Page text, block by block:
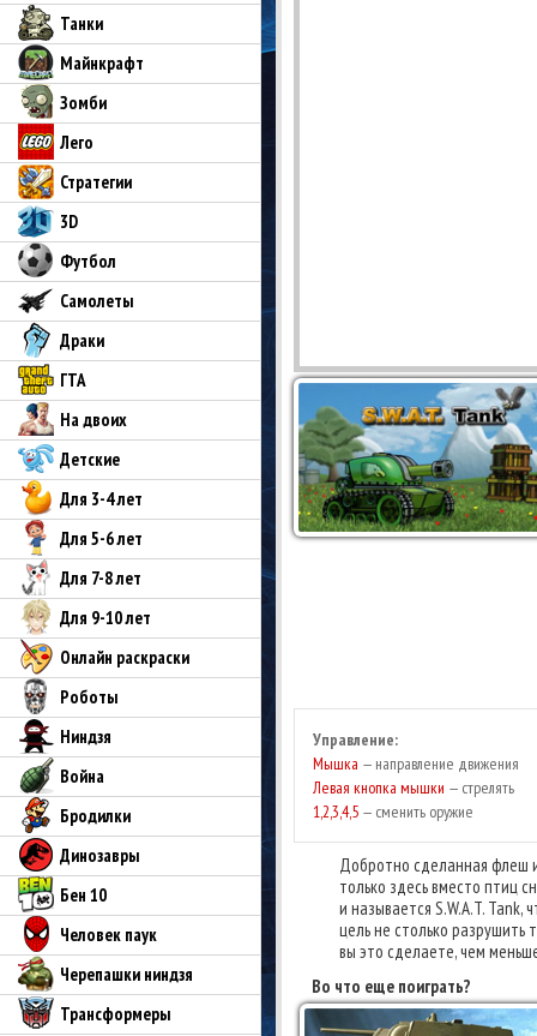
Танки
Майнкрафт
Зомби
Лего
Стратегии
3D
Футбол
Самолеты
Драки
ГТА
На двоих
Детские
Для 3-4 лет
Для 5-6 лет
Для 7-8 лет
Для 9-10 лет
Онлайн раскраски
Роботы
Ниндзя
Война
Бродилки
Динозавры
Бен 10
Человек паук
Черепашки ниндзя
Трансформеры
Управление:
Мышка — направление движения
Левая кнопка мышки — стрелять
1,2,3,4,5 — сменить оружие
Добротно сделанная флеш
только здесь вместо птиц
и называется S.W.A.T.
цель не столько разрушить
вы это сделаете, чем
Во что еще поиграть?